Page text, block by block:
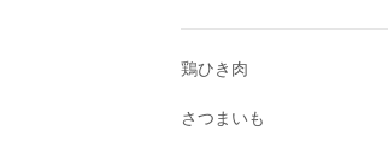
鶏ひき肉
さつまいも